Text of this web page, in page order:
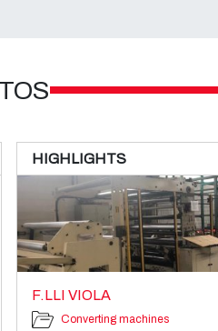
HIGHLIGHTS
F.LLI VIOLA
Converting machines